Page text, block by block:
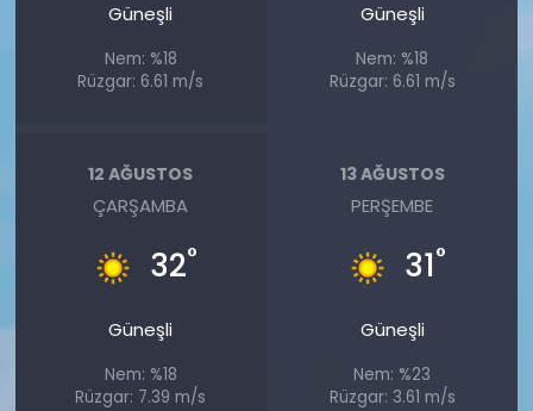
Güneşli
Nem: %18
Rüzgar: 6.61 m/s
Güneşli
Nem: %18
Rüzgar: 6.61 m/s
12 AĞUSTOS
ÇARŞAMBA
32°
Güneşli
Nem: %18
Rüzgar: 7.39 m/s
13 AĞUSTOS
PERŞEMBE
31°
Güneşli
Nem: %23
Rüzgar: 3.61 m/s